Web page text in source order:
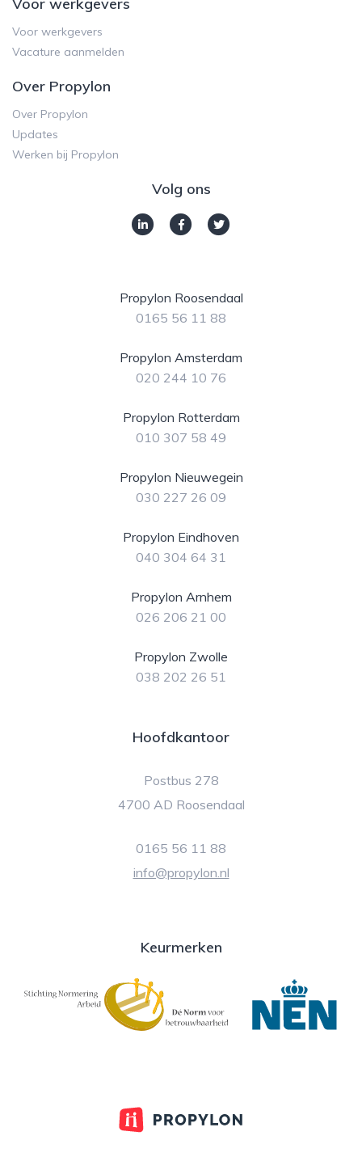
Voor werkgevers
Vacature aanmelden
Over Propylon
Over Propylon
Updates
Werken bij Propylon
Volg ons
Propylon Roosendaal
0165 56 11 88
Propylon Amsterdam
020 244 10 76
Propylon Rotterdam
010 307 58 49
Propylon Nieuwegein
030 227 26 09
Propylon Eindhoven
040 304 64 31
Propylon Arnhem
026 206 21 00
Propylon Zwolle
038 202 26 51
Hoofdkantoor
Postbus 278
4700 AD Roosendaal
0165 56 11 88
info@propylon.nl
Keurmerken